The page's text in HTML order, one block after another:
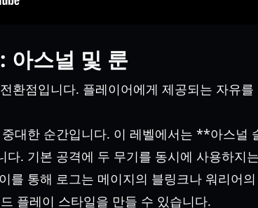
아스널 및 룬
환점입니다. 플레이어에게 제공되는 자유
대한 순간입니다. 이 레벨에서는 **아스널
다. 기본 공격에 두 무기를 동시에 사용하지
를 통해 로그는 메이지의 블링크나 워리어
플레이 스타일을 만들 수 있습니다.